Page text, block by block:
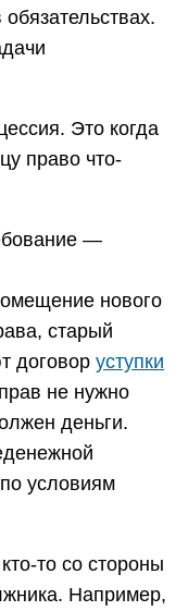
Это когда
право что-
—
нового
старый
договор уступки
не нужно
деньги.
условиям
то со стороны
Например,